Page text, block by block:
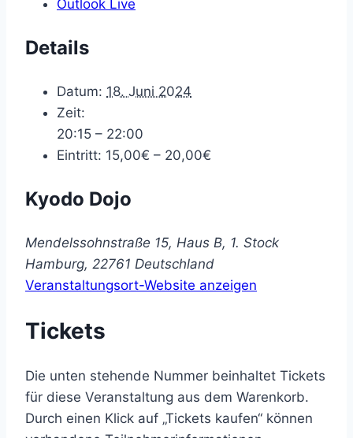
Outlook Live
Details
Datum: 18. Juni 2024
Zeit:
20:15 – 22:00
Eintritt: 15,00€ – 20,00€
Kyodo Dojo
Mendelssohnstraße 15, Haus B, 1. Stock
Hamburg, 22761 Deutschland
Veranstaltungsort-Website anzeigen
Tickets
Die unten stehende Nummer beinhaltet Tickets
für diese Veranstaltung aus dem Warenkorb.
Durch einen Klick auf „Tickets kaufen“ können